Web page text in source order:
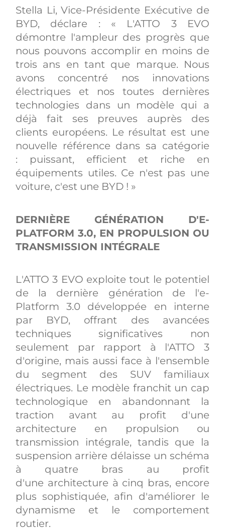
Stella Li, Vice-Présidente Exécutive de
BYD, déclare : « L'ATTO 3 EVO
démontre l'ampleur des progrès que
nous pouvons accomplir en moins de
trois ans en tant que marque. Nous
avons concentré nos innovations
électriques et nos toutes dernières
technologies dans un modèle qui a
déjà fait ses preuves auprès des
clients européens. Le résultat est une
nouvelle référence dans sa catégorie
: puissant, efficient et riche en
équipements utiles. Ce n'est pas une
voiture, c'est une BYD ! »
DERNIÈRE GÉNÉRATION D'E-
PLATFORM 3.0, EN PROPULSION OU
TRANSMISSION INTÉGRALE
L'ATTO 3 EVO exploite tout le potentiel
de la dernière génération de l'e-
Platform 3.0 développée en interne
par BYD, offrant des avancées
techniques significatives non
seulement par rapport à l'ATTO 3
d'origine, mais aussi face à l'ensemble
du segment des SUV familiaux
électriques. Le modèle franchit un cap
technologique en abandonnant la
traction avant au profit d'une
architecture en propulsion ou
transmission intégrale, tandis que la
suspension arrière délaisse un schéma
à quatre bras au profit
d'une architecture à cinq bras, encore
plus sophistiquée, afin d'améliorer le
dynamisme et le comportement
routier.